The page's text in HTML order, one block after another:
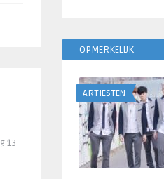
13
OPMERKELIJK
ARTIESTEN